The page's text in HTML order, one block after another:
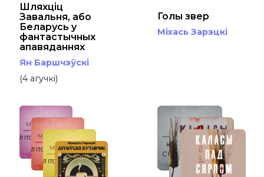
Шляхціц
Завальня, або
Беларусь у
фантастычных
апавяданнях
Ян Баршчэўскі
(4 агучкі)
Голы звер
Міхась Зарэцкі
Максім Гарэцкі
ЛІТОЎСКІ ХУТАРОК
Максім Гарэцкі
ЛІТОЎСКІ ХУТАРОК
Максім Гарэцкі
ЛІТОЎСКІ ХУТАРОК
Уладзімір
Караткевіч
КАЛАСЫ ПАД
СЯРПОМ ТВАІМ